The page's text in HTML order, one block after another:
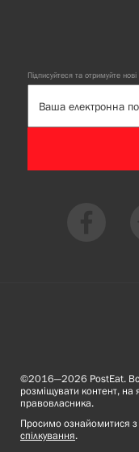
Підписуйтеся та отримуйте
©2016—2026 PostEat. Всі
розміщувати контент, на
правовласника.
Просимо ознайомитися з
спілкування.